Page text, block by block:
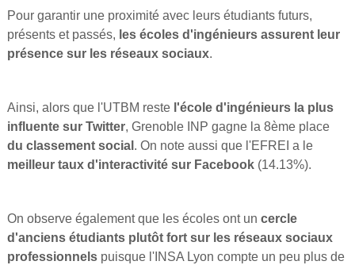
Pour garantir une proximité avec leurs étudiants futurs,
présents et passés, les écoles d'ingénieurs assurent leur
présence sur les réseaux sociaux.
Ainsi, alors que l'UTBM restel'école d'ingénieurs la plus
influente sur Twitter, Grenoble INP gagne la 8ème place
du classement social . On note aussi que l'EFREI a le
meilleur taux d'interactivité sur Facebook(14.13%).
On observe également que les écoles ont un cercle
d'anciens étudiants plutôt fort sur les réseaux sociaux
professionnelspuisque l'INSA Lyon compte un peu plus de